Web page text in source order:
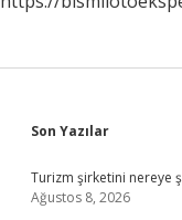
Sidebar
Son Yazılar
Turizm şirketini nereye
Ağustos 8, 2026